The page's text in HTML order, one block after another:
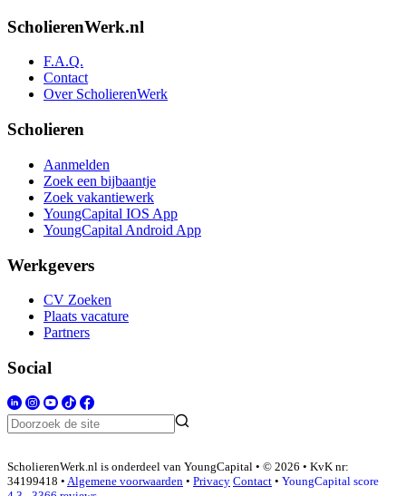
ScholierenWerk.nl
F.A.Q.
Contact
Over ScholierenWerk
Scholieren
Aanmelden
Zoek een bijbaantje
Zoek vakantiewerk
YoungCapital IOS App
YoungCapital Android App
Werkgevers
CV Zoeken
Plaats vacature
Partners
Social
ScholierenWerk.nl is onderdeel van YoungCapital • © 2026 • KvK nr:
34199418 • Algemene voorwaarden • Privacy Contact • YoungCapital score